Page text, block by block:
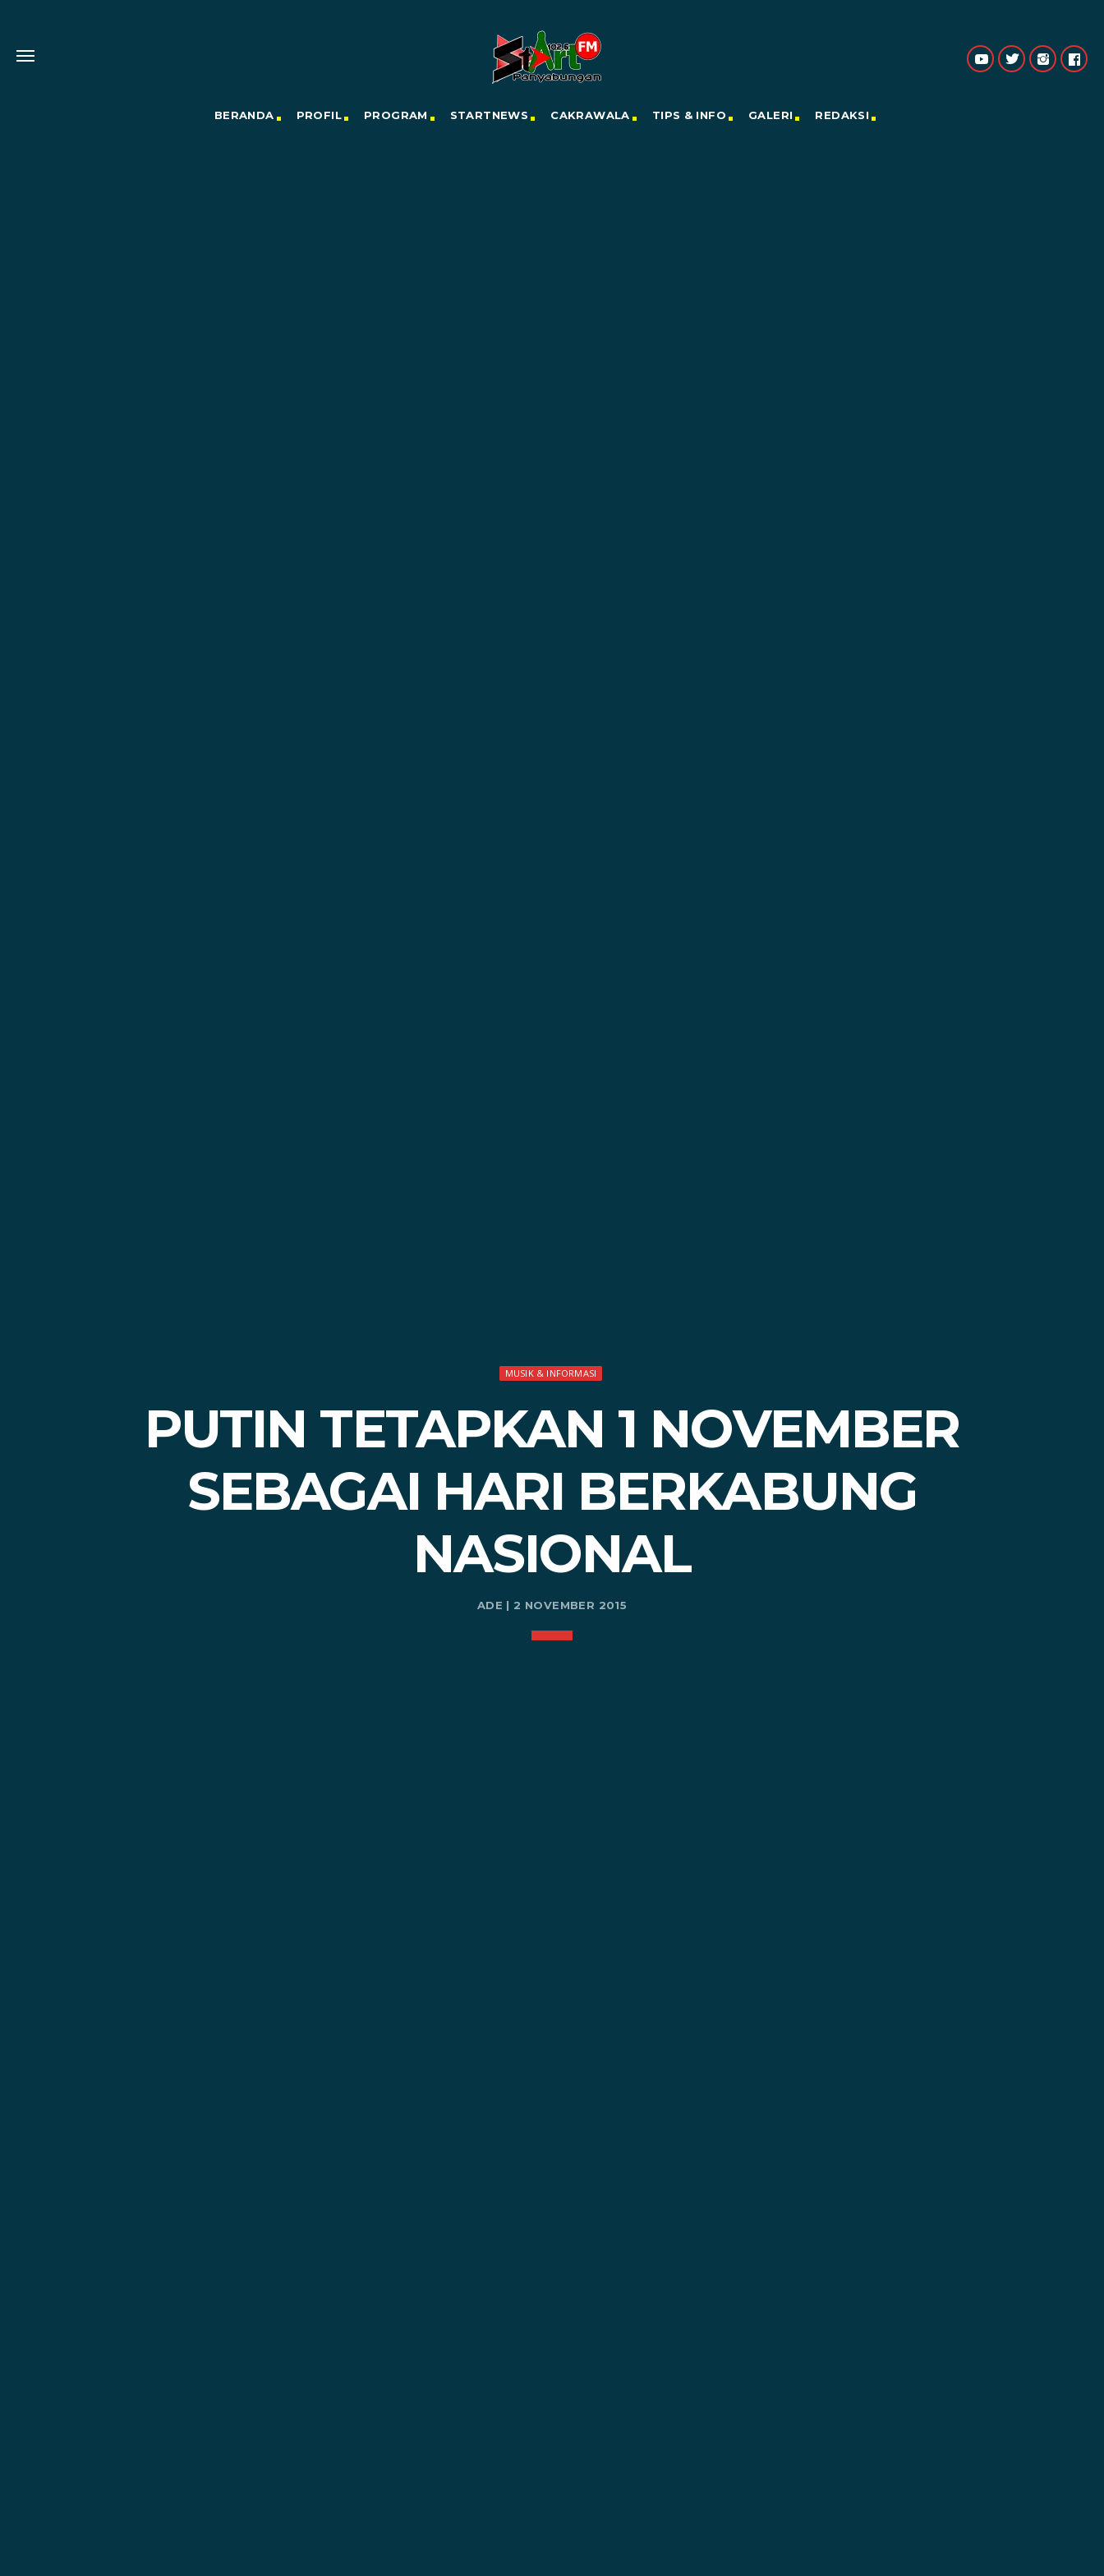
BERANDA PROFIL PROGRAM STARTNEWS CAKRAWALA TIPS & INFO GALERI REDAKSI
MUSIK & INFORMASI
PUTIN TETAPKAN 1 NOVEMBER
SEBAGAI HARI BERKABUNG
NASIONAL
ADE | 2 NOVEMBER 2015